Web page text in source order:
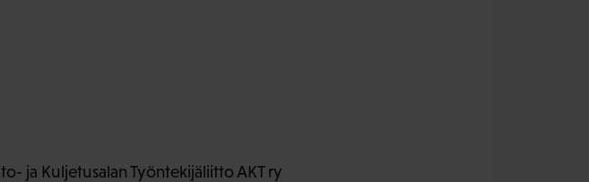
ja Kuljetusalan Työntekijäliitto AKT ry